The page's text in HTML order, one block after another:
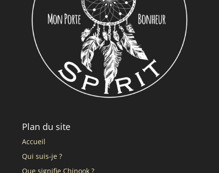
Plan du site
Accueil
Qui suis-je ?
Que signifie Chinook ?